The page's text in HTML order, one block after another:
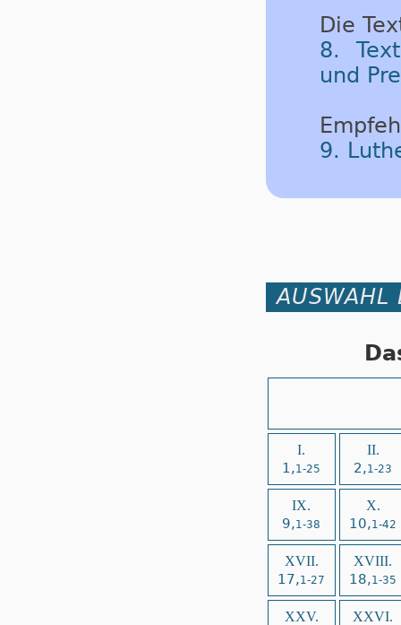
Die
8.
und
9.
AUSWAHL
I.
1,1-25
II.
2,1-23
IX.
9,1-38
X.
10,1-42
XVII.
17,1-27
XVIII.
18,1-35
XXV.
XXVI.